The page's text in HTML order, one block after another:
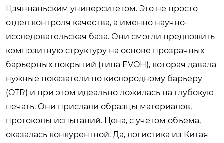
Цзяннаньским университетом. Это не просто
отдел контроля качества, а именно научно-
исследовательская база. Они смогли предложить
композитную структуру на основе прозрачных
барьерных покрытий (типа EVOH), которая давала
нужные показатели по кислородному барьеру
(OTR) и при этом идеально ложилась на глубокую
печать. Они прислали образцы материалов,
протоколы испытаний. Цена, с учетом объема,
оказалась конкурентной. Да, логистика из Китая